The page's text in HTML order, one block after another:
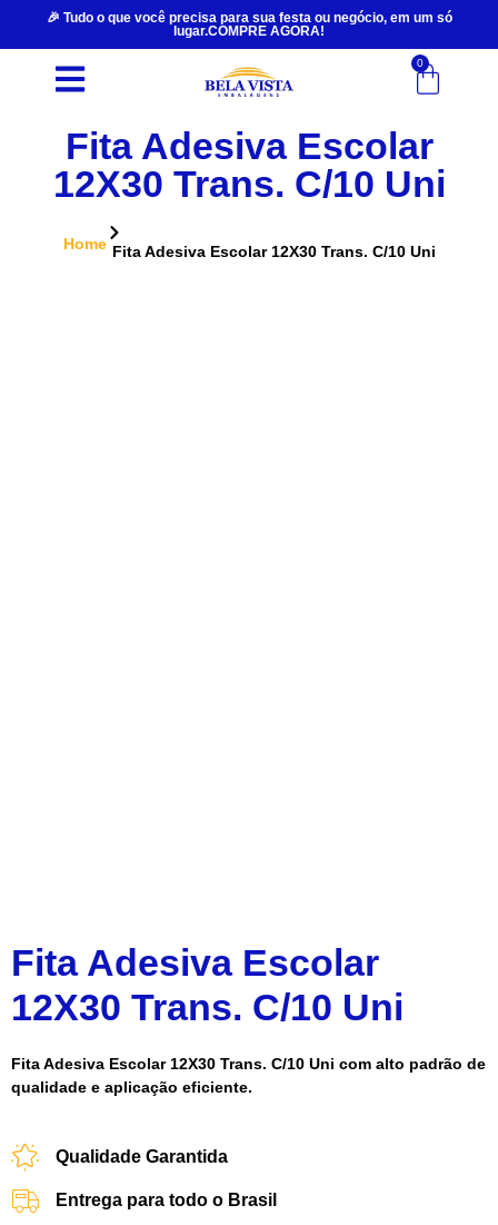
🎉 Tudo o que você precisa para sua festa ou negócio, em um só
lugar.COMPRE AGORA!
0
Fita Adesiva Escolar
12X30 Trans. C/10 Uni
Home Fita Adesiva Escolar 12X30 Trans. C/10 Uni
Fita Adesiva Escolar
12X30 Trans. C/10 Uni
Fita Adesiva Escolar 12X30 Trans. C/10 Uni com alto padrão de
qualidade e aplicação eficiente.
Qualidade Garantida
Entrega para todo o Brasil